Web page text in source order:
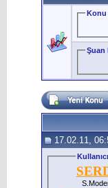
Konu
Şuan
17.02.11,